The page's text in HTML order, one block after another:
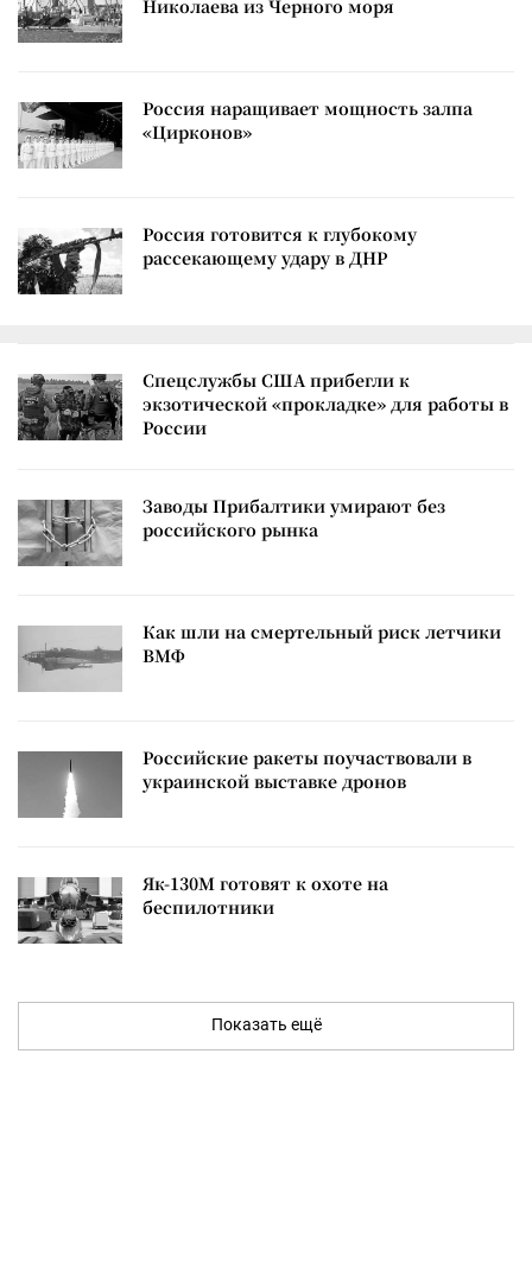
Николаева из Черного моря
Россия наращивает мощность залпа
«Цирконов»
Россия готовится к глубокому
рассекающему удару в ДНР
Спецслужбы США прибегли к
экзотической «прокладке» для работы в
России
Заводы Прибалтики умирают без
российского рынка
Как шли на смертельный риск летчики
ВМФ
Российские ракеты поучаствовали в
украинской выставке дронов
Як-130М готовят к охоте на
беспилотники
Показать ещё